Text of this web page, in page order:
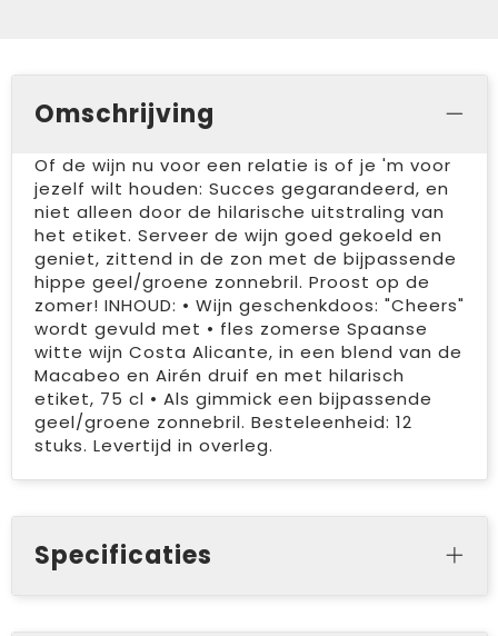
Omschrijving
Of de wijn nu voor een relatie is of je 'm voor
jezelf wilt houden: Succes gegarandeerd, en
niet alleen door de hilarische uitstraling van
het etiket. Serveer de wijn goed gekoeld en
geniet, zittend in de zon met de bijpassende
hippe geel/groene zonnebril. Proost op de
zomer! INHOUD: • Wijn geschenkdoos: "Cheers"
wordt gevuld met • fles zomerse Spaanse
witte wijn Costa Alicante, in een blend van de
Macabeo en Airén druif en met hilarisch
etiket, 75 cl • Als gimmick een bijpassende
geel/groene zonnebril. Besteleenheid: 12
stuks. Levertijd in overleg.
Specificaties